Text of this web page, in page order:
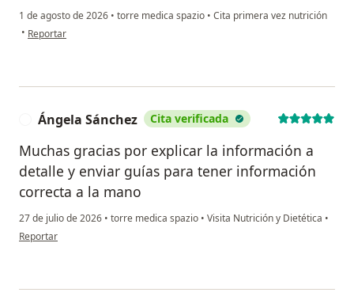
1 de agosto de 2026 • torre medica spazio • Cita primera vez nutrición
• en opinión del usuario Susana Barrera
Reportar
Ángela Sánchez Cita verificada
Muchas gracias por explicar la información a
detalle y enviar guías para tener información
correcta a la mano
27 de julio de 2026 • torre medica spazio • Visita Nutrición y Dietética •
en opinión del usuario Ángela Sánchez
Reportar